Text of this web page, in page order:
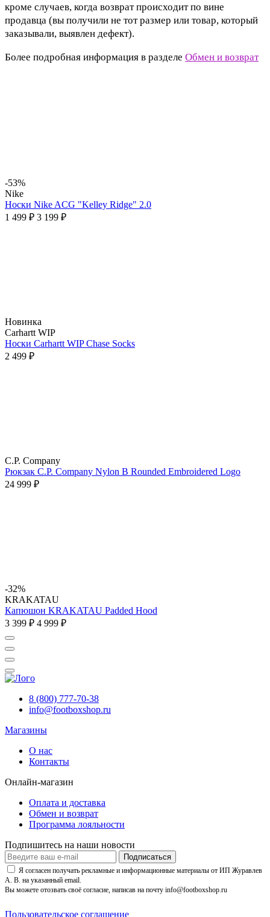
кроме случаев, когда возврат происходит по вине
продавца (вы получили не тот размер или товар, который
заказывали, выявлен дефект).
Более подробная информация в разделе Обмен и возврат
-53%
Nike
Носки Nike ACG "Kelley Ridge" 2.0
1 499 ₽ 3 199 ₽
Новинка
Carhartt WIP
Носки Carhartt WIP Chase Socks
2 499 ₽
C.P. Company
Рюкзак C.P. Company Nylon B Rounded Embroidered Logo
24 999 ₽
-32%
KRAKATAU
Капюшон KRAKATAU Padded Hood
3 399 ₽ 4 999 ₽
8 (800) 777-70-38
info@footboxshop.ru
Магазины
О нас
Контакты
Онлайн-магазин
Оплата и доставка
Обмен и возврат
Программа лояльности
Подпишитесь на наши новости
Подписаться
Я согласен получать рекламные и информационные материалы от ИП Журавлев
А. В. на указанный email.
Вы можете отозвать своё согласие, написав на почту info@footboxshop.ru
Пользовательское соглашение